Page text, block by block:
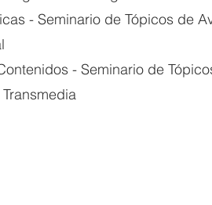
- Seminario de T​ópicos de
- Seminario de